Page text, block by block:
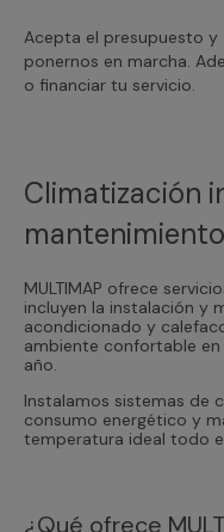
Acepta el presupuesto
ponernos en marcha.
o financiar tu servicio.
Climatización
MULTIMAP ofrece
incluyen la instalación y
acondicionado y
ambiente confortable
año.
Instalamos sistemas de
consumo energético y
temperatura ideal todo
¿Qué ofrece